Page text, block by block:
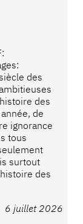
des
des
de
ignorance
tous
surtout
des
6 juillet 2026